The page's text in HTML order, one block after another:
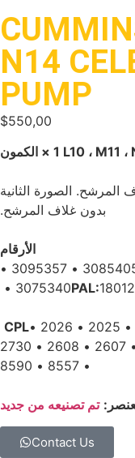
N14
PUMP
$550,00
المرشح. الصورة الثانية
بدون غلاف المرشح.‏
‏الأرقام‏
‏ ‏‏ المرجعية ‏‏3417677 • 3417674 • 3085405 • 3095357 •
3075340 • ‏
‏: 1574 • 1778 • 1807 • 1844 • 1856 • 2025 • 2026 •
2037 • 2350 • 2371 • 2590 • 2592 • 2607 • 2608 • 2730
• 8557 • 8590‏
‏ ‏‏تم تصنيعه من جديد‏
Contact Us